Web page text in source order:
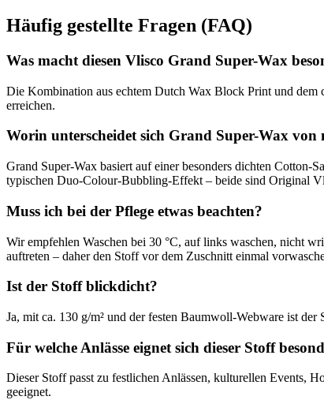
Häufig gestellte Fragen (FAQ)
Was macht diesen Vlisco Grand Super-Wax
Die Kombination aus echtem Dutch Wax Block Print und dem
erreichen.
Worin unterscheidet sich Grand Super-Wax von
Grand Super-Wax basiert auf einer besonders dichten Cotton-
typischen Duo-Colour-Bubbling-Effekt – beide sind Original
Muss ich bei der Pflege etwas beachten?
Wir empfehlen Waschen bei 30 °C, auf links waschen, nicht
auftreten – daher den Stoff vor dem Zuschnitt einmal
Ist der Stoff blickdicht?
Ja, mit ca. 130 g/m² und der festen Baumwoll-Webware ist
Für welche Anlässe eignet sich dieser Stoff
Dieser Stoff passt zu festlichen Anlässen, kulturellen Events,
geeignet.